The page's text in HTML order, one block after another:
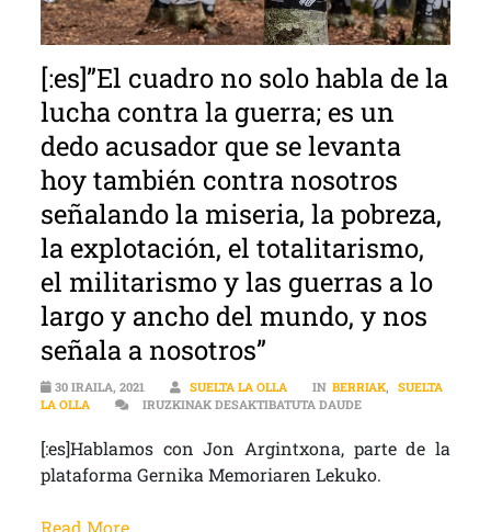
[:es]”El cuadro no solo habla de la
lucha contra la guerra; es un
dedo acusador que se levanta
hoy también contra nosotros
señalando la miseria, la pobreza,
la explotación, el totalitarismo,
el militarismo y las guerras a lo
largo y ancho del mundo, y nos
señala a nosotros”
30 IRAILA, 2021 SUELTA LA OLLA IN BERRIAK, SUELTA
LA OLLA
IRUZKINAK DESAKTIBATUTA DAUDE[:ES]”EL CUADRO NO
[:es]Hablamos con Jon Argintxona, parte de la
plataforma Gernika Memoriaren Lekuko.
Read More